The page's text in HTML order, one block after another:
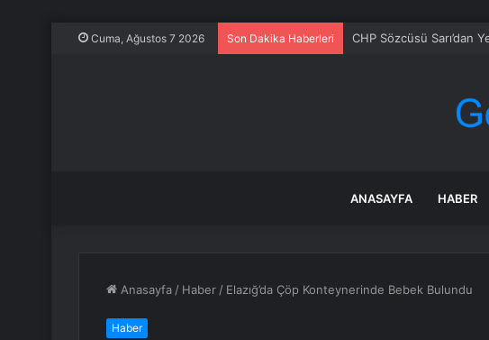
Cuma, Ağustos 7 2026 Son Dakika Haberleri CHP Sözcüsü Sarı’dan
ANASAYFA HABER
Anasayfa / Haber / Elazığ’da Çöp Konteynerinde Bebek Bulundu
Haber